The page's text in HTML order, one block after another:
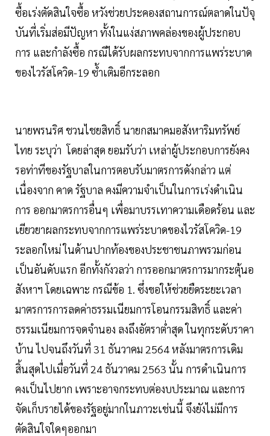
ซื้อเร่งตัดสินใจซื้อ หวังช่วยประคองสถานการณ์ตลาดในปัจุ
บันที่เริ่มส่อมีปัญหา ทั้งในแง่สภาพคล่องของผู้ประกอบ
การ และกำลังซื้อ กรณีได้รับผลกระทบจากการแพร่ระบาด
ของไวรัสโควิด-19 ซ้ำเติมอีกระลอก
นายพรนริศ ชวนไชยสิทธิ์ นายกสมาคมอสังหาริมทรัพย์
ไทย ระบุว่า โดยล่าสุด ยอมรับว่า เหล่าผู้ประกอบการยังคง
รอท่าทีของรัฐบาลในการตอบรับมาตรการดังกล่าว แต่
เนื่องจาก คาด รัฐบาล คงมีความจำเป็นในการเร่งดำเนิน
การ ออกมาตรการอื่นๆ เพื่อมาบรรเทาความเดือดร้อน และ
เยียวยาผลกระทบจากการแพร่ระบาดของไวรัสโควิด-19
ระลอกใหม่ ในด้านปากท้องของประชาชนภาพรวมก่อน
เป็นอันดับแรก อีกทั้งกังวลว่า การออกมาตรการมากระตุ้นอ
สังหาฯ โดยเฉพาะ กรณีข้อ 1. ซึ่งขอให้ช่วยยืดระยะเวลา
มาตรการการลดค่าธรรมเนียมการโอนกรรมสิทธิ์ และค่า
ธรรมเนียมการจดจำนอง ลงถึงอัตราต่ำสุด ในทุกระดับราคา
บ้าน ไปจนถึงวันที่ 31 ธันวาคม 2564 หลังมาตรการเดิม
สิ้นสุดไปเมื่อวันที่ 24 ธันวาคม 2563 นั้น การดำเนินการ
คงเป็นไปยาก เพราะอาจกระทบต่องบประมาณ และการ
จัดเก็บรายได้ของรัฐอยู่มากในภาวะเช่นนี้ จึงยังไม่มีการ
ตัดสินใจใดๆออกมา